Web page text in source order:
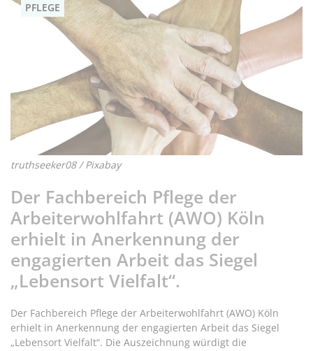
PFLEGE
truthseeker08 / Pixabay
Der Fachbereich Pflege der
Arbeiterwohlfahrt (AWO) Köln
erhielt in Anerkennung der
engagierten Arbeit das Siegel
„Lebensort Vielfalt“.
Der Fachbereich Pflege der Arbeiterwohlfahrt (AWO) Köln
erhielt in Anerkennung der engagierten Arbeit das Siegel
„Lebensort Vielfalt“. Die Auszeichnung würdigt die